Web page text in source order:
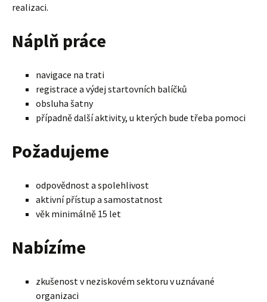
realizaci.
Náplň práce
navigace na trati
registrace a výdej startovních balíčků
obsluha šatny
případně další aktivity, u kterých bude třeba pomoci
Požadujeme
odpovědnost a spolehlivost
aktivní přístup a samostatnost
věk minimálně 15 let
Nabízíme
zkušenost v neziskovém sektoru v uznávané
organizaci